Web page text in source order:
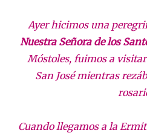
Ayer hicimos una
Nuestra Señora de los
Móstoles, fuimos a
San José mientras
Cuando llegamos a la